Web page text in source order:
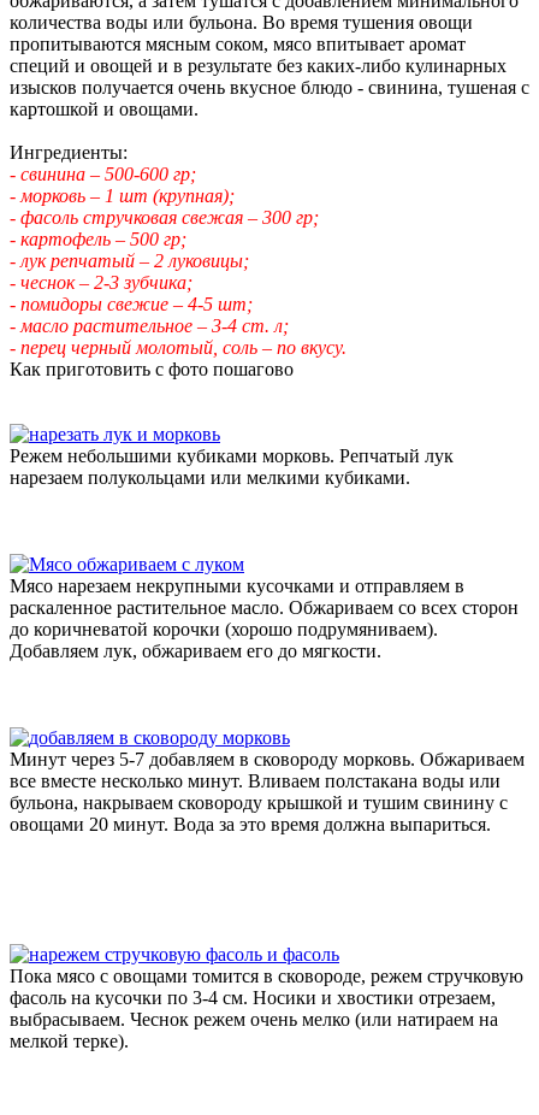
количества воды или бульона. Во время тушения овощи
пропитываются мясным соком, мясо впитывает аромат
специй и овощей и в результате без каких-либо кулинарных
изысков получается очень вкусное блюдо - свинина, тушеная с
картошкой и овощами.
Ингредиенты:
- свинина – 500-600 гр;
- морковь – 1 шт (крупная);
- фасоль стручковая свежая – 300 гр;
- картофель – 500 гр;
- лук репчатый – 2 луковицы;
- чеснок – 2-3 зубчика;
- помидоры свежие – 4-5 шт;
- масло растительное – 3-4 ст. л;
- перец черный молотый, соль – по вкусу.
Как приготовить с фото пошагово
Режем небольшими кубиками морковь. Репчатый лук
нарезаем полукольцами или мелкими кубиками.
Мясо нарезаем некрупными кусочками и отправляем в
раскаленное растительное масло. Обжариваем со всех сторон
до коричневатой корочки (хорошо подрумяниваем).
Добавляем лук, обжариваем его до мягкости.
Минут через 5-7 добавляем в сковороду морковь. Обжариваем
все вместе несколько минут. Вливаем полстакана воды или
бульона, накрываем сковороду крышкой и тушим свинину с
овощами 20 минут. Вода за это время должна выпариться.
Пока мясо с овощами томится в сковороде, режем стручковую
фасоль на кусочки по 3-4 см. Носики и хвостики отрезаем,
выбрасываем. Чеснок режем очень мелко (или натираем на
мелкой терке).